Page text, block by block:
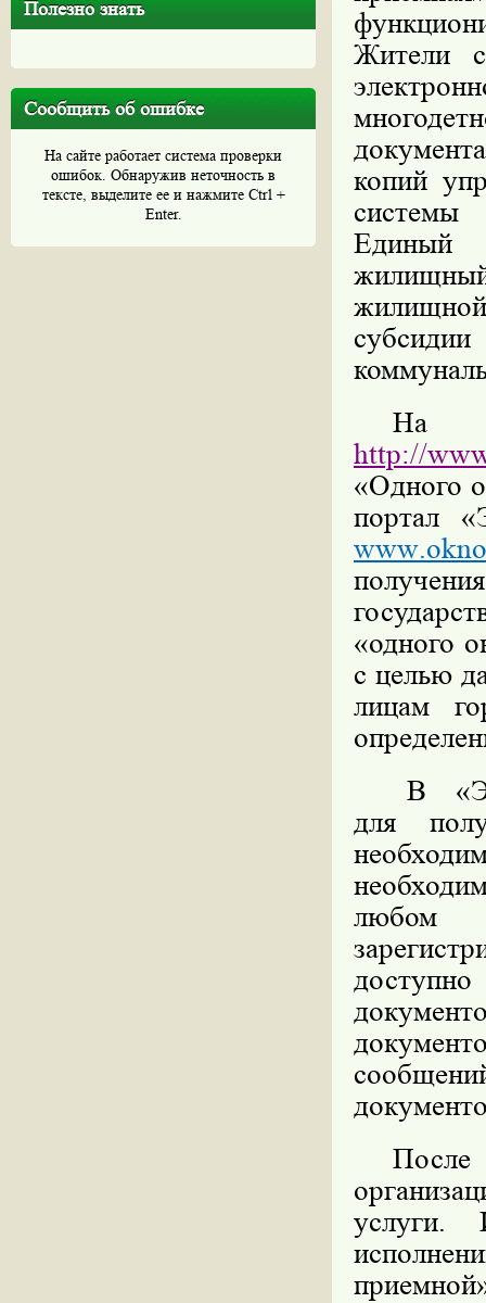
Полезно знать
Сообщить об ошибке
На сайте работает система проверки
ошибок. Обнаружив неточность в
тексте, выделите ее и нажмите Ctrl +
Enter.
Жители
копий
Единый
На
http://
«Одного
портал
www.okno
«одного
с целью
лицам
В
для
любом
услуги.